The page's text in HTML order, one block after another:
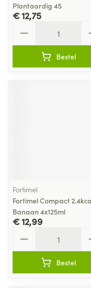
Plantaardig 45
€ 12,75
Bestel
Fortimel
Fortimel Compact
Banaan 4x125ml
€ 12,99
Bestel